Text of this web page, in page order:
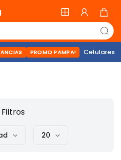
PROMO PAMPA! Celulares
Filtros
20